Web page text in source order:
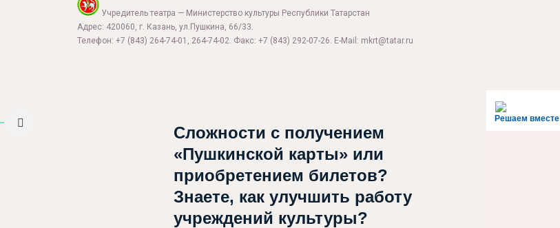
Учредитель театра — Министерство культуры Республики Татарстан
Адрес: 420060, г. Казань, ул.Пушкина, 66/33.
Телефон: +7 (843) 264-74-01, 264-74-02. Факс: +7 (843) 292-07-26. E-Mail: mkrt@tatar.ru
Решаем вместе
Сложности с получением
«Пушкинской карты» или
приобретением билетов?
Знаете, как улучшить работу
учреждений культуры?